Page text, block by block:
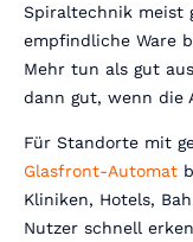
Spiraltechnik meist
empfindliche Ware
Mehr tun als gut
dann gut, wenn die
Für Standorte mit
Glasfront-Automat
Kliniken, Hotels,
Nutzer schnell